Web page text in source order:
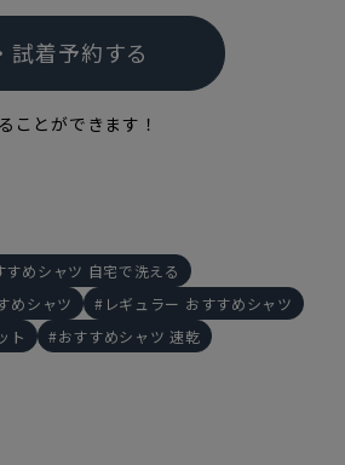
ことができます！
すめシャツ 自宅で洗える
めシャツ
レギュラー おすすめシャツ
ト
おすすめシャツ 速乾